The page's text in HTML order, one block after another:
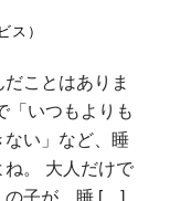
ス）
ことはありま
「いつもよりも
い」など、睡
。 大人だけで